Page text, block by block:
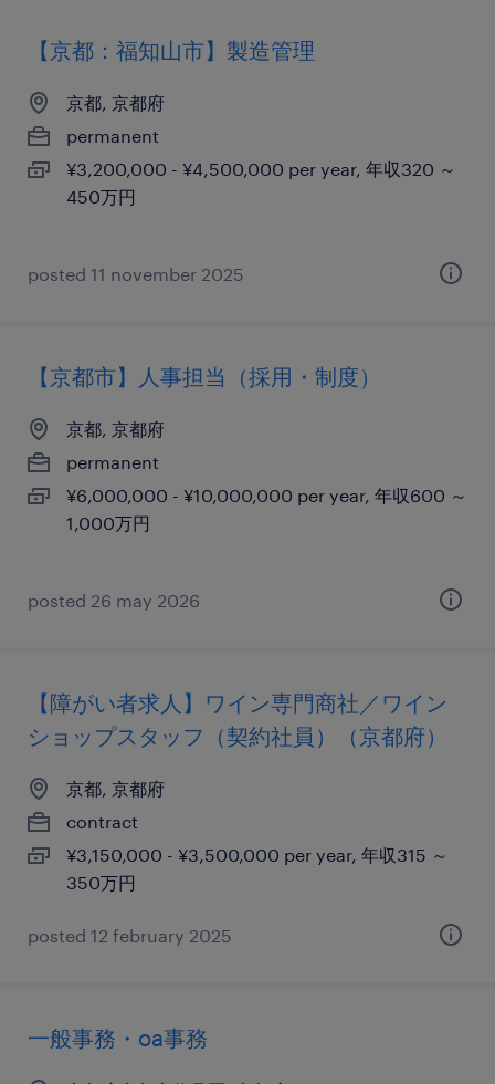
【京都：福知山市】製造管理
京都, 京都府
permanent
¥3,200,000 - ¥4,500,000 per year, 年収320 ～
450万円
posted 11 november 2025
【京都市】人事担当（採用・制度）
京都, 京都府
permanent
¥6,000,000 - ¥10,000,000 per year, 年収600 ～
1,000万円
posted 26 may 2026
【障がい者求人】ワイン専門商社／ワイン
ショップスタッフ（契約社員）（京都府）
京都, 京都府
contract
¥3,150,000 - ¥3,500,000 per year, 年収315 ～
350万円
posted 12 february 2025
一般事務・oa事務